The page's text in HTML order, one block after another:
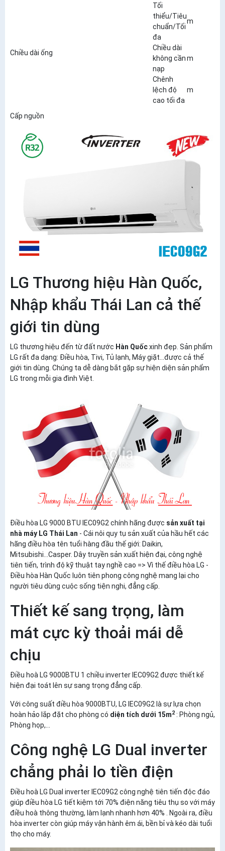
Chiều dài ống
Tối
thiểu/Tiêu
chuẩn/Tối
đa
m
Chiều dài
không cần
nạp
m
Chênh
lệch độ
cao tối đa
m
Cấp nguồn
LG Thương hiệu Hàn Quốc,
Nhập khẩu Thái Lan cả thế
giới tin dùng
LG thương hiệu đến từ đất nước Hàn Quốcxinh đẹp. Sản phẩm
LG rất đa dạng: Điều hòa, Tivi, Tủ lạnh, Máy giặt...được cả thế
giới tin dùng. Chúng ta dễ dàng bắt gặp sự hiện diện sản phẩm
LG trong mỗi gia đình Việt.
Điều hòa LG 9000 BTU IEC09G2 chính hãng được sản xuất tại
nhà máy LG Thái Lan - Cái nôi quy tụ sản xuất của hầu hết các
hãng điều hòa tên tuổi hàng đầu thế giới: Daikin,
Mitsubishi...Casper. Dây truyền sản xuất hiện đại, công nghệ
tiên tiến, trình độ kỹ thuật tay nghề cao => Vì thế điều hòa LG -
Điều hòa Hàn Quốc luôn tiên phong công nghệ mang lại cho
người tiêu dùng cuộc sống tiện nghi, đẳng cấp.
Thiết kế sang trọng, làm
mát cực kỳ thoải mái dễ
chịu
Điều hoà LG 9000BTU 1 chiều inverter IEC09G2 được thiết kế
hiện đại toát lên sự sang trọng đẳng cấp.
Với công suất điều hòa 9000BTU, LG IEC09G2 là sự lựa chọn
hoàn hảo lắp đặt cho phòng có diện tích dưới 15m2: Phòng ngủ,
Phòng họp,...
Công nghệ LG Dual inverter
chẳng phải lo tiền điện
Điều hoà LG Dual inverter IEC09G2 công nghệ tiên tiến độc đáo
giúp điều hòa LG tiết kiệm tới 70% điện năng tiêu thụ so với máy
điều hoà thông thường, làm lạnh nhanh hơn 40% . Ngoài ra, điều
hòa inverter còn giúp máy vận hành êm ái, bền bỉ và kéo dài tuổi
thọ cho máy.